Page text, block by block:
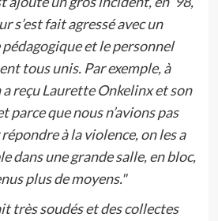
s’est fait agressé avec un
pédagogique et le personnel
tous unis. Par exemple, à
a reçu Laurette Onkelinx et son
parce que nous n’avions pas
à la violence, on les a
dans une grande salle, en bloc,
plus de moyens."
très soudés et des collectes